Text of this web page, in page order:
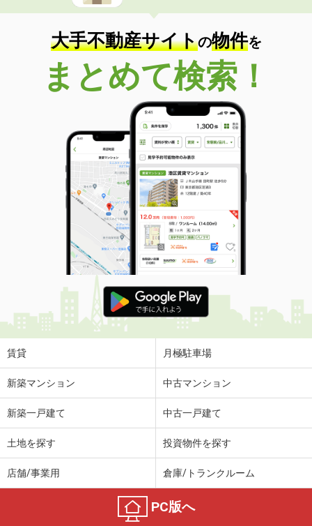
大手不動産サイトの物件を
まとめて検索！
賃貸 月極駐車場
新築マンション 中古マンション
新築一戸建て 中古一戸建て
土地を探す 投資物件を探す
店舗/事業用 倉庫/トランクルーム
PC版へ